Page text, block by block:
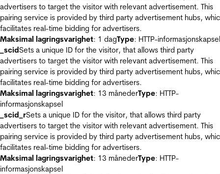
advertisers to target the visitor with relevant advertisement. This
pairing service is provided by third party advertisement hubs,
facilitates real-time bidding for advertisers.
Maksimal lagringsvarighet: 1 dagType: HTTP-informasjonskapsel
_scidSets a unique ID for the visitor, that allows third party
advertisers to target the visitor with relevant advertisement. This
pairing service is provided by third party advertisement hubs,
facilitates real-time bidding for advertisers.
Maksimal lagringsvarighet: 13 månederType: HTTP-
informasjonskapsel
_scid_rSets a unique ID for the visitor, that allows third party
advertisers to target the visitor with relevant advertisement. This
pairing service is provided by third party advertisement hubs,
facilitates real-time bidding for advertisers.
Maksimal lagringsvarighet: 13 månederType: HTTP-
informasjonskapsel